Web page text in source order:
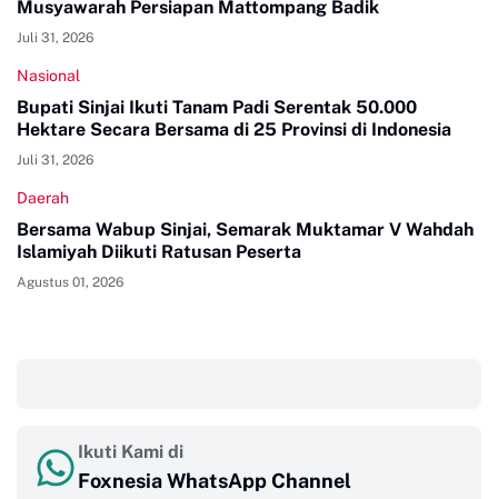
Musyawarah Persiapan Mattompang Badik
Juli 31, 2026
Nasional
Bupati Sinjai Ikuti Tanam Padi Serentak 50.000
Hektare Secara Bersama di 25 Provinsi di Indonesia
Juli 31, 2026
Daerah
Bersama Wabup Sinjai, Semarak Muktamar V Wahdah
Islamiyah Diikuti Ratusan Peserta
Agustus 01, 2026
Ikuti Kami di
Foxnesia WhatsApp Channel